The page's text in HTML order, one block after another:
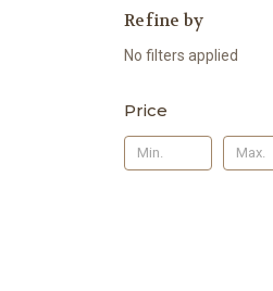
Refine by
No filters applied
Price